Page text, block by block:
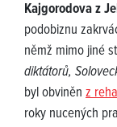
Kajgorodova z
podobiznu
němž mimo jiné
diktátorů,
byl obviněn z
roky nucených